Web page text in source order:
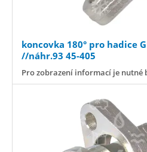
koncovka 180° pro hadice
//náhr.93 45-405
Pro zobrazení informací je nutné